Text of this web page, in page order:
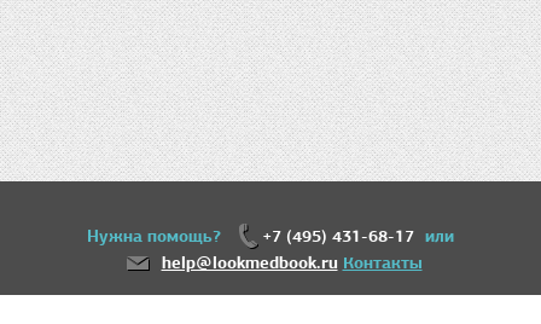
Нужна помощь? +7 (495) 431-68-17 или
help@lookmedbook.ru Контакты